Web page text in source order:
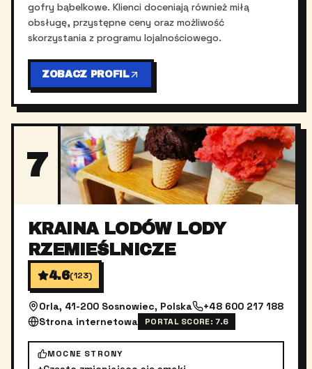
gofry bąbelkowe. Klienci doceniają również miłą
obsługę, przystępne ceny oraz możliwość
skorzystania z programu lojalnościowego.
ZOBACZ PROFIL
7
KRAINA LODÓW LODY
RZEMIEŚLNICZE
4.6(123)
Orla, 41-200 Sosnowiec, Polska
+48 600 217 188
Strona internetowa
PORTAL SCORE:7.6
MOCNE STRONY